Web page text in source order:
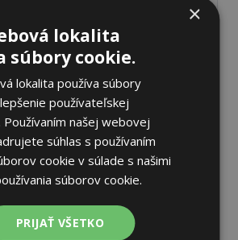
pneumatikypre bezpečnú, komfortnú
Tire.sk
nájdete široký výber
×
lokalita
súbory cookie.
lokalita používa súbory
používateľskej
Používaním našej webovej
súhlas s používaním
cookie v súlade s našimi
súborov cookie.
PRIJAŤ VŠETKO